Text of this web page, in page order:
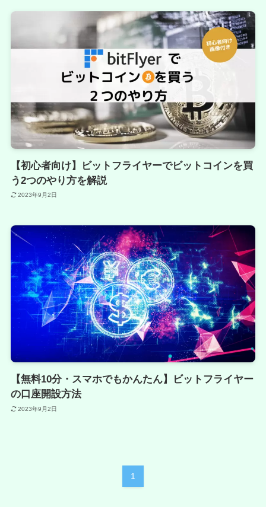
【初心者向け】ビットフライヤーでビットコインを買
う2つのやり方を解説
2023年9月2日
【無料10分・スマホでもかんたん】ビットフライヤー
の口座開設方法
2023年9月2日
1